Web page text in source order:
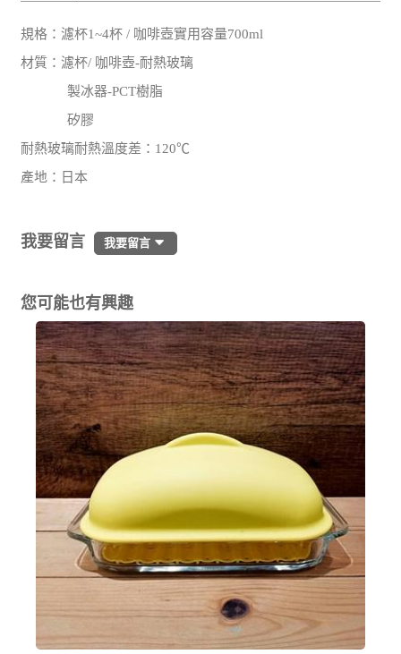
規格：濾杯1~4杯 / 咖啡壺實用容量700ml
材質：濾杯/ 咖啡壺-耐熱玻璃
製冰器-PCT樹脂
矽膠
耐熱玻璃耐熱溫度差：120℃
產地：日本
我要留言 我要留言
您可能也有興趣